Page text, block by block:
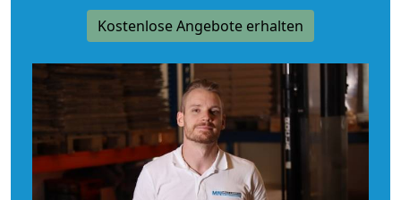
Kostenlose Angebote erhalten